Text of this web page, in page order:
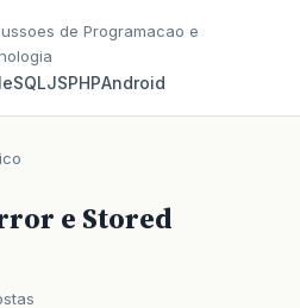
de Programacao e
SQLJSPHPAndroid
e Stored